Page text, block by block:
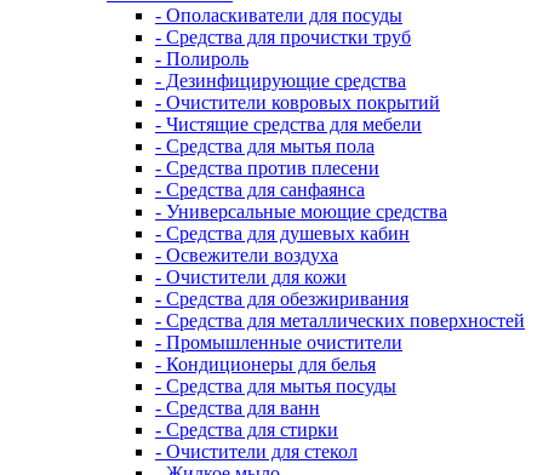
- Ополаскиватели для посуды
- Средства для прочистки труб
- Полироль
- Дезинфицирующие средства
- Очистители ковровых покрытий
- Чистящие средства для мебели
- Средства для мытья пола
- Средства против плесени
- Средства для санфаянса
- Универсальные моющие средства
- Средства для душевых кабин
- Освежители воздуха
- Очистители для кожи
- Средства для обезжиривания
- Средства для металлических поверхностей
- Промышленные очистители
- Кондиционеры для белья
- Средства для мытья посуды
- Средства для ванн
- Средства для стирки
- Очистители для стекол